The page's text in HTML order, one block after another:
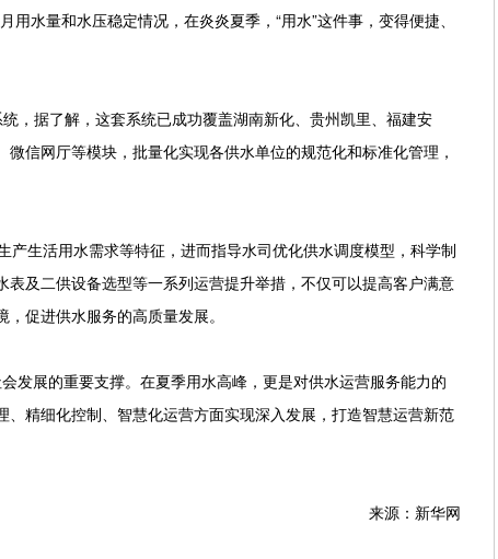
水量和水压稳定情况，在炎炎夏季，“用水”这件事，变得便捷、
，据了解，这套系统已成功覆盖湖南新化、贵州凯里、福建安
信网厅等模块，批量化实现各供水单位的规范化和标准化管理，
生活用水需求等特征，进而指导水司优化供水调度模型，科学制
及二供设备选型等一系列运营提升举措，不仅可以提高客户满意
促进供水服务的高质量发展。
发展的重要支撑。在夏季用水高峰，更是对供水运营服务能力的
精细化控制、智慧化运营方面实现深入发展，打造智慧运营新范
来源：新华网